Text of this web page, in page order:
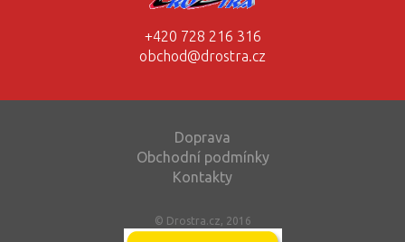
+420 728 216 316
obchod@drostra.cz
Doprava
Obchodní podmínky
Kontakty
© Drostra.cz, 2016